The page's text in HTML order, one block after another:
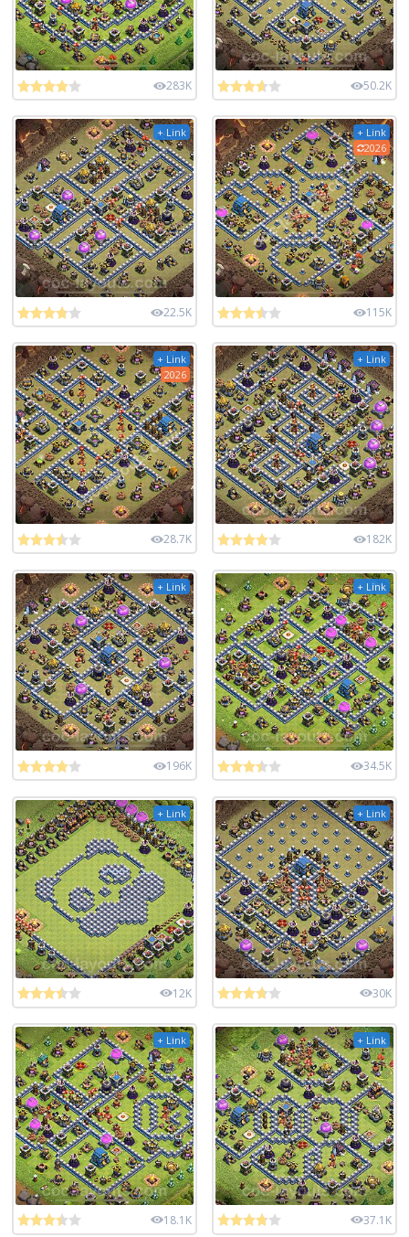
283K 50.2K
+ Link
22.5K
+ Link
2026
115K
+ Link
2026
28.7K
+ Link
182K
+ Link
196K
+ Link
34.5K
+ Link
12K
+ Link
30K
+ Link
18.1K
+ Link
37.1K